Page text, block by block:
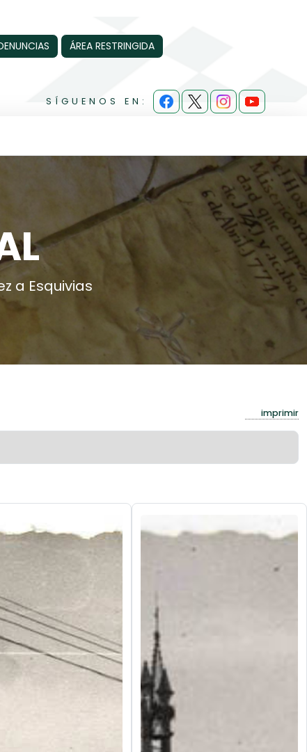
ÁREA RESTRINGIDA
SÍGUENOS EN:
a Esquivias
imprimir